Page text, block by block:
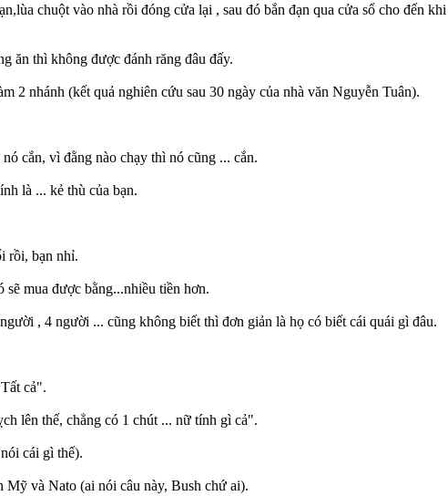
chuột vào nhà rồi đóng cửa lại , sau đó bắn đạn qua cửa sổ cho đến
ăn thì không được đánh răng đâu đấy.
2 nhánh (kết quả nghiên cứu sau 30 ngày của nhà văn Nguyễn Tuân).
cắn, vì đằng nào chạy thì nó cũng ... cắn.
là ... kẻ thù của bạn.
rồi, bạn nhỉ.
mua được bằng...nhiều tiền hơn.
, 4 người ... cũng không biết thì đơn giản là họ có biết cái quái gì đâu.
cả".
lên thế, chẳng có 1 chút ... nữ tính gì cả".
cái gì thế).
Mỹ và Nato (ai nói câu này, Bush chứ ai).